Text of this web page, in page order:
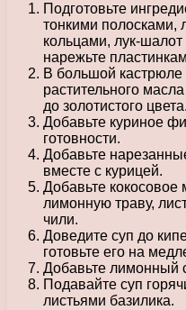
Подготовьте
тонкими полосками,
кольцами, лук-
нарежьте
В большой кастрюле
растительного
до золотистого цвета.
Добавьте куриное
готовности.
Добавьте
вместе с курицей.
Добавьте
лимонную траву,
чили.
Доведите суп до
готовьте его на
Добавьте лимонный
Подавайте суп
листьями базилика.